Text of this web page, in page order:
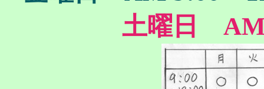
土曜日 AM